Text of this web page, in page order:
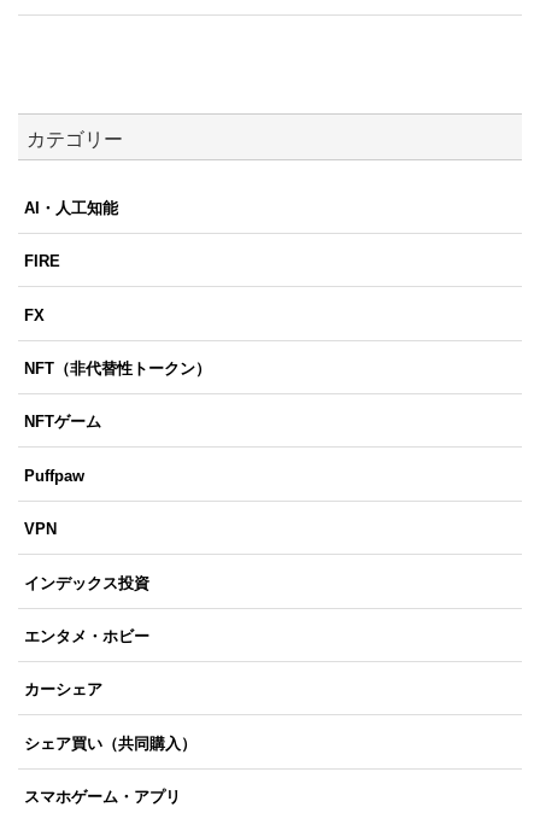
カテゴリー
AI・人工知能
FIRE
FX
NFT（非代替性トークン）
NFTゲーム
Puffpaw
VPN
インデックス投資
エンタメ・ホビー
カーシェア
シェア買い（共同購入）
スマホゲーム・アプリ